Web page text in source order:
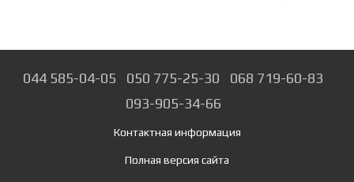
044 585-04-05 050 775-25-30
068 719-60-83
093-905-34-66
Контактная информация
Полная версия сайта